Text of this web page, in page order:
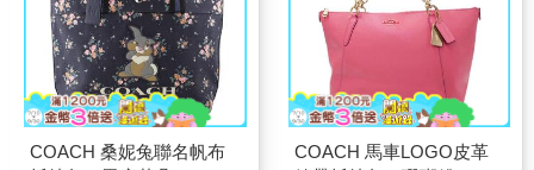
COACH 桑妮兔聯名帆布
COACH 馬車LOGO皮革